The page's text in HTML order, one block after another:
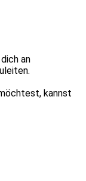
an
kannst